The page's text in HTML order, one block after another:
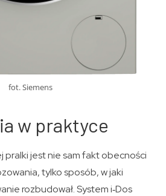
fot. Siemens
w praktyce
pralki jest nie sam fakt obecności
tylko sposób, w jaki
rozbudował. System i‑Dos